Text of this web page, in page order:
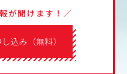
込み（無料）
が聞けます！／